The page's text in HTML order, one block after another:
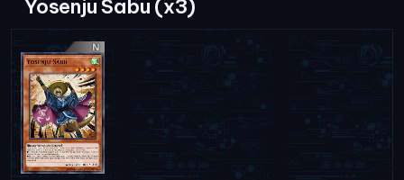
Yosenju Sabu (x3)